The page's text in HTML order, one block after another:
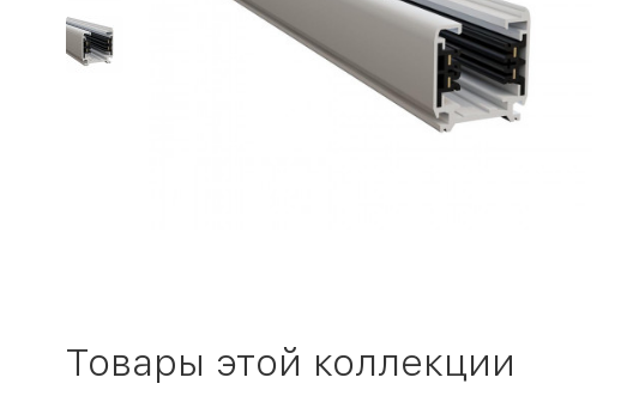
Товары этой коллекции